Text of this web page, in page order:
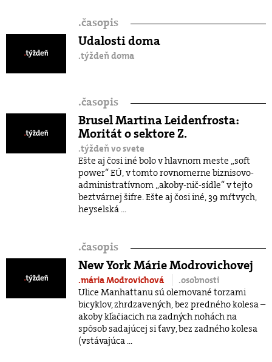
.časopis
Udalosti doma
.týždeň doma
.časopis
Brusel Martina Leidenfrosta:
Moritát o sektore Z.
.týždeň vo svete
Ešte aj čosi iné bolo v hlavnom meste „soft
power“ EÚ, v tomto rovnomerne biznisovo-
administratívnom „akoby-nič-sídle“ v tejto
beztvárnej šifre. Ešte aj čosi iné, 39 mŕtvych,
heyselská ...
.časopis
New York Márie Modrovichovej
.mária Modrovichová
.osobnosti
Ulice Manhattanu sú olemované torzami
bicyklov, zhrdzavených, bez predného kolesa –
akoby kľačiacich na zadných nohách na
spôsob sadajúcej si ťavy, bez zadného kolesa
(vstávajúca ...